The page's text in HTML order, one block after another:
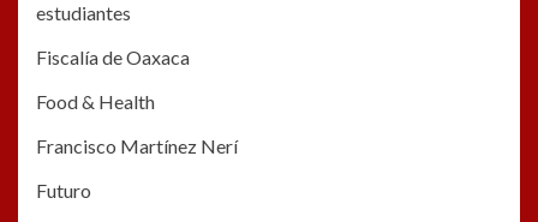
estudiantes
Fiscalía de Oaxaca
Food & Health
Francisco Martínez Nerí
Futuro